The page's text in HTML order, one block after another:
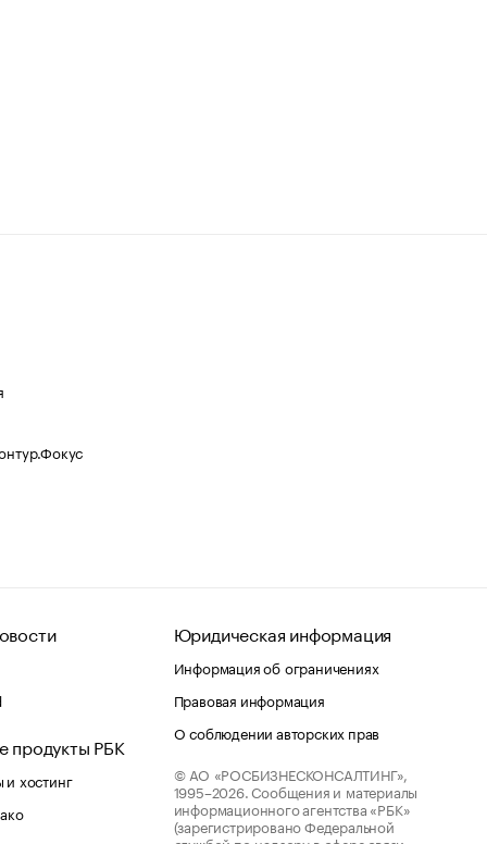
продукты РБК
хостинг
Юридическая информация
Информация об ограничениях
Правовая информация
О соблюдении авторских прав
© АО «РОСБИЗНЕСКОНСАЛТИНГ»,
1995–2026. Сообщения и материалы
информационного агентства «РБК»
(зарегистрировано Федеральной